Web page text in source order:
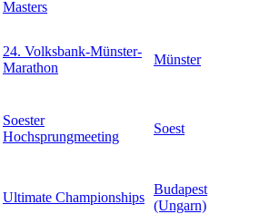
Masters
24. Volksbank-Münster-
Marathon
Münster
Soester
Hochsprungmeeting
Soest
Ultimate Championships
Budapest
(Ungarn)